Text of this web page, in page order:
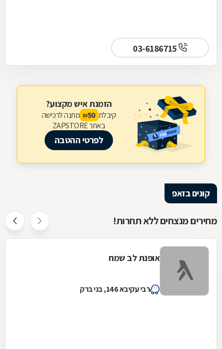
הזמנת איש מקצוע?
קיבלת 50
₪ מתנה לרכישה
באתר ZAPSTORE
לפרטי ההטבה
קונים בזאפ
מחירים מנצחים ללא תחרות!
אופנת לב שמח
רבי עקיבא 146, בני ברק